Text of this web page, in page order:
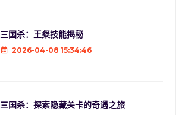
三国杀：王粲技能揭秘
2026-04-08 15:34:46
三国杀：探索隐藏关卡的奇遇之旅